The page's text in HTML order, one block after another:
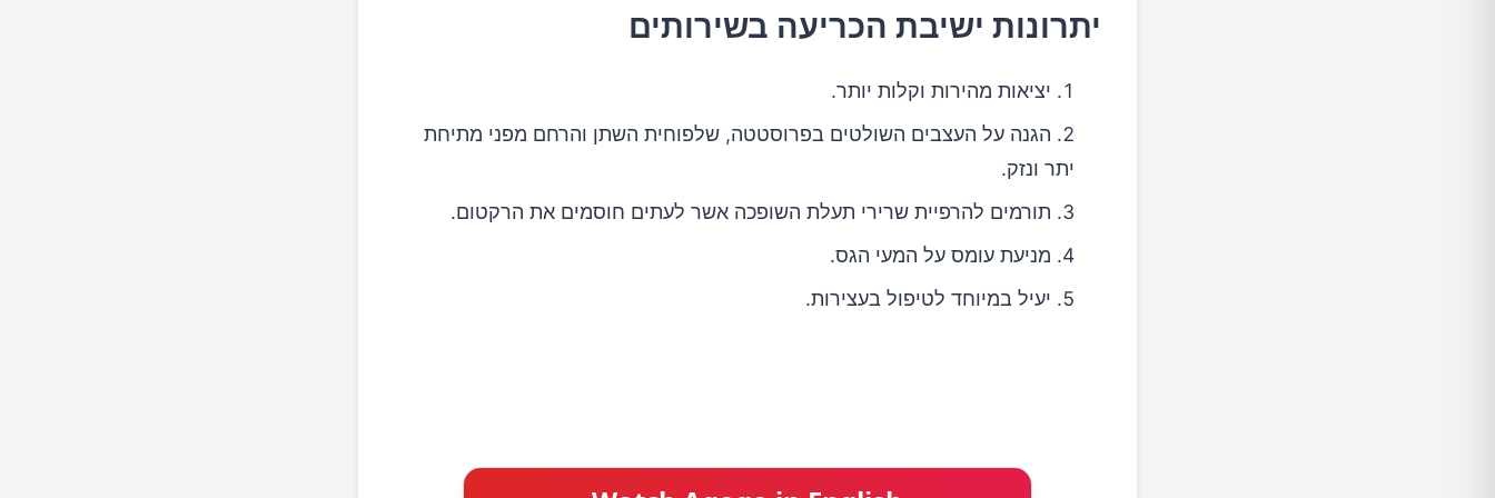
יתרונות ישיבת הכריעה בשירותים
יציאות מהירות וקלות יותר.
הגנה על העצבים השולטים בפרוסטטה, שלפוחית השתן והרחם מפני מתיחת
יתר ונזק.
תורמים להרפיית שרירי תעלת השופכה אשר לעתים חוסמים את הרקטום.
מניעת עומס על המעי הגס.
יעיל במיוחד לטיפול בעצירות.